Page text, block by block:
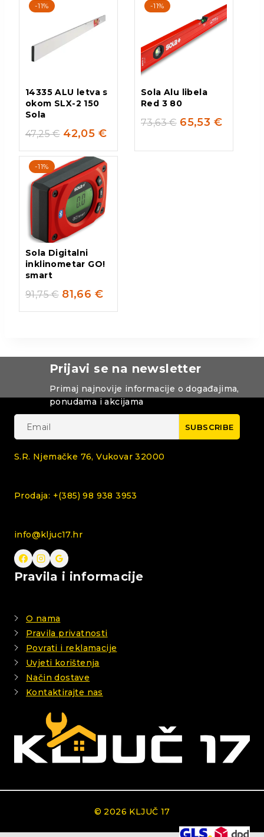
-11%
14335 ALU letva s
okom SLX-2 150
Sola
47,25€ 42,05 €
-11%
Sola Alu libela
Red 3 80
73,63€ 65,53 €
-11%
Sola Digitalni
inklinometar GO!
smart
91,75€ 81,66 €
Prijavi se na newsletter
Primaj najnovije informacije o događajima,
ponudama i akcijama
S.R. Njemačke 76, Vukovar 32000
Prodaja: +(385) 98 938 3953
info@kljuc17.hr
Pravila i informacije
O nama
Pravila privatnosti
Povrati i reklamacije
Uvjeti korištenja
Način dostave
Kontaktirajte nas
© 2026 KLJUČ 17